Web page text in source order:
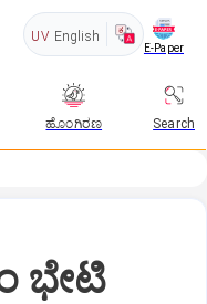
UV English
E-Paper
ಹೊಂಗಿರಣ Search
ಭೇಟಿ